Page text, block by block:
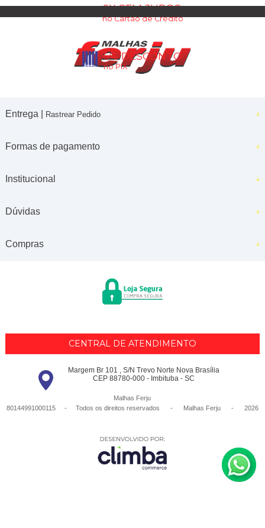
6X SEM JUROS
no Cartão de Crédito
5% DESCONTO
no PIX
Entrega | Rastrear Pedido
Formas de pagamento
Institucional
Dúvidas
Compras
CENTRAL DE ATENDIMENTO
Margem Br 101 , S/N Trevo Norte Nova Brasília
CEP 88780-000 - Imbituba - SC
Malhas Ferju
80144991000115 - Todos os direitos reservados
- Malhas Ferju - 2026